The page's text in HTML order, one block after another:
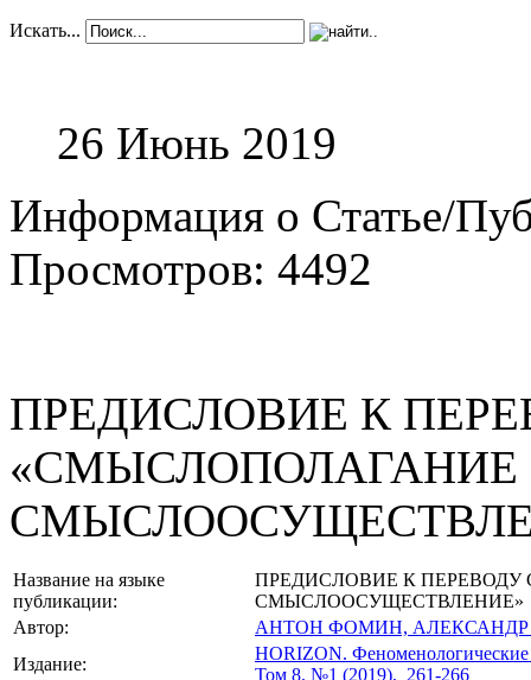
Искать...
26 Июнь 2019
Информация о Статье/
Просмотров: 4492
ПРЕДИСЛОВИЕ К
«СМЫСЛОПОЛАГАНИЕ
Название на языке
публикации:
ПРЕДИСЛОВИЕ К ПЕРЕВОДУ
СМЫСЛООСУЩЕСТВЛЕНИЕ»
Автор:
АНТОН ФОМИН,
Издание:
HORIZON. Феноменологические
Том 8, №1 (2019), 261-266